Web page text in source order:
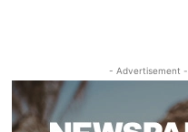
- Advertisement -